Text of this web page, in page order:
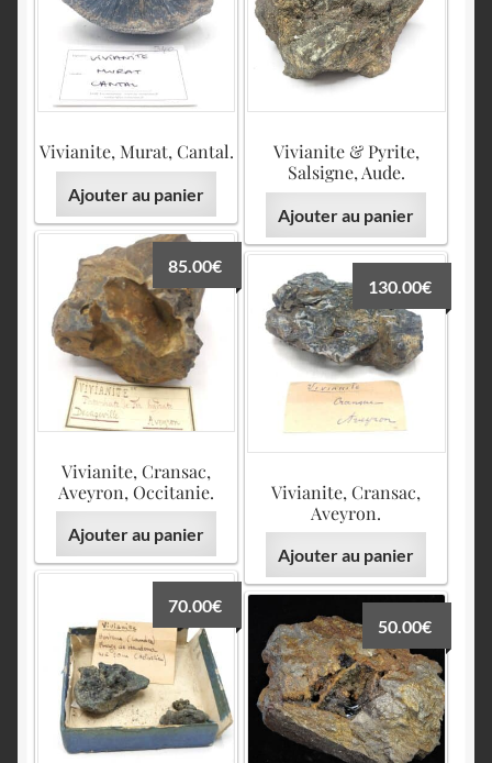
Vivianite, Murat, Cantal.
Ajouter au panier
Vivianite & Pyrite,
Salsigne, Aude.
Ajouter au panier
Vivianite, Cransac,
Aveyron, Occitanie.
85.00€
Ajouter au panier
Vivianite, Cransac,
Aveyron.
130.00€
Ajouter au panier
70.00€
50.00€